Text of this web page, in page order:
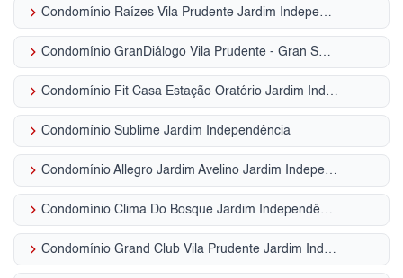
keyboard_arrow_right Condomínio Raízes Vila Prudente Jardim Independência
keyboard_arrow_right Condomínio GranDiálogo Vila Prudente - Gran Smart Jardim Independência
keyboard_arrow_right Condomínio Fit Casa Estação Oratório Jardim Independência
keyboard_arrow_right Condomínio Sublime Jardim Independência
keyboard_arrow_right Condomínio Allegro Jardim Avelino Jardim Independência
keyboard_arrow_right Condomínio Clima Do Bosque Jardim Independência
keyboard_arrow_right Condomínio Grand Club Vila Prudente Jardim Independência